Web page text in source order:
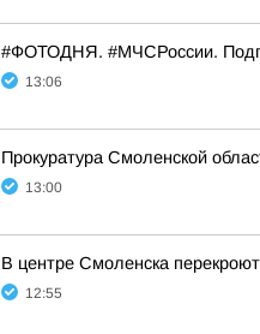
#ФОТОДНЯ. #МЧСРоссии.
13:06
Прокуратура Смоленской
13:00
В центре Смоленска
12:55